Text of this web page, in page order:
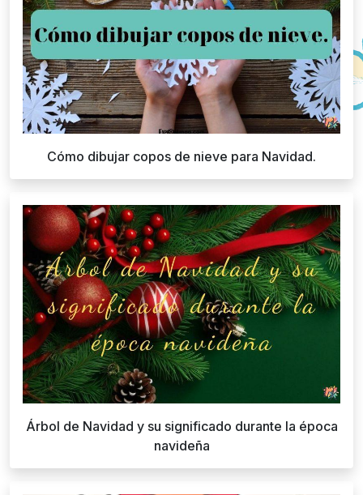
Cómo dibujar copos de nieve para Navidad.
Árbol de Navidad y su significado durante la época
navideña